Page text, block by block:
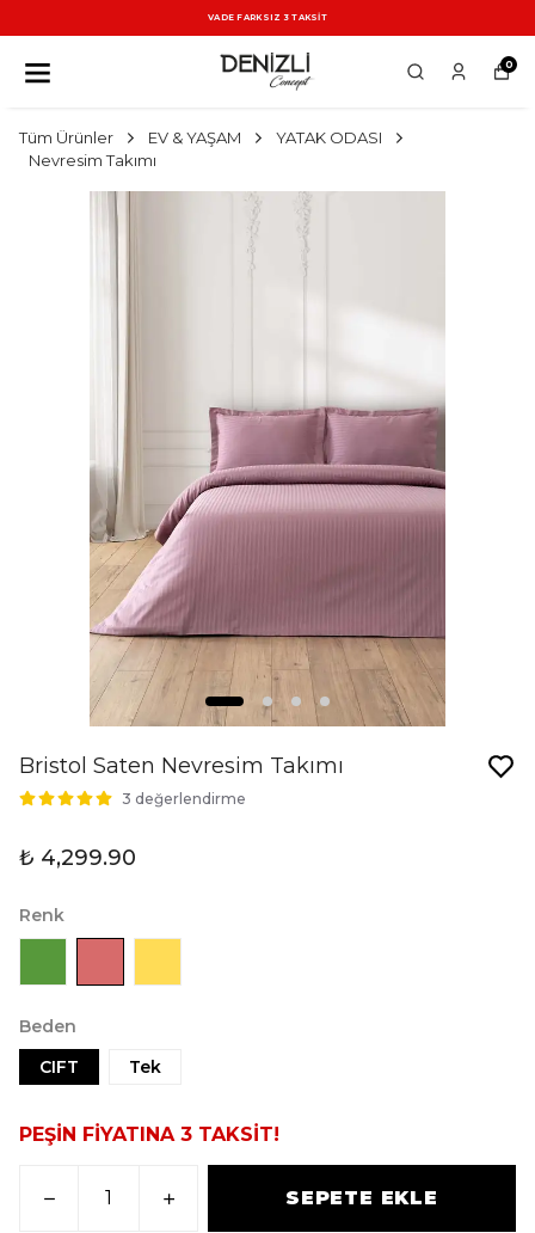
VADE FARKSIZ 3 TAKSİT
0
Tüm Ürünler EV & YAŞAM
YATAK ODASI
Nevresim Takımı
Bristol Saten Nevresim Takımı
3 değerlendirme
₺ 4,299.90
Renk
Beden
CIFT
Tek
PEŞİN FİYATINA 3 TAKSİT!
SEPETE EKLE